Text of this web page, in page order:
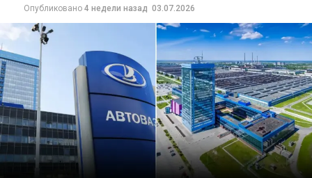
Опубликовано 4 недели назад 03.07.2026